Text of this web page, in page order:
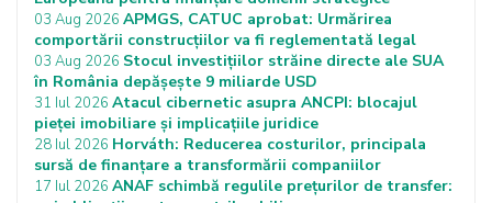
03 Aug 2026 APMGS, CATUC aprobat: Urmărirea
comportării construcțiilor va fi reglementată legal
03 Aug 2026 Stocul investițiilor străine directe ale SUA
în România depășește 9 miliarde USD
31 Iul 2026 Atacul cibernetic asupra ANCPI: blocajul
pieței imobiliare și implicațiile juridice
28 Iul 2026 Horváth: Reducerea costurilor, principala
sursă de finanțare a transformării companiilor
17 Iul 2026 ANAF schimbă regulile prețurilor de transfer: